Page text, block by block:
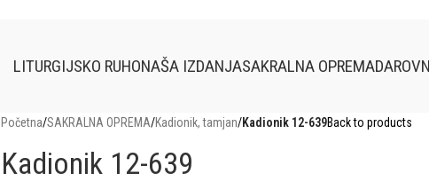
LITURGIJSKO RUHONAŠA IZDANJASAKRALNA OPREMA
Početna/SAKRALNA OPREMA/Kadionik, tamjan/Kadionik 12-639Back to products
Kadionik 12-639